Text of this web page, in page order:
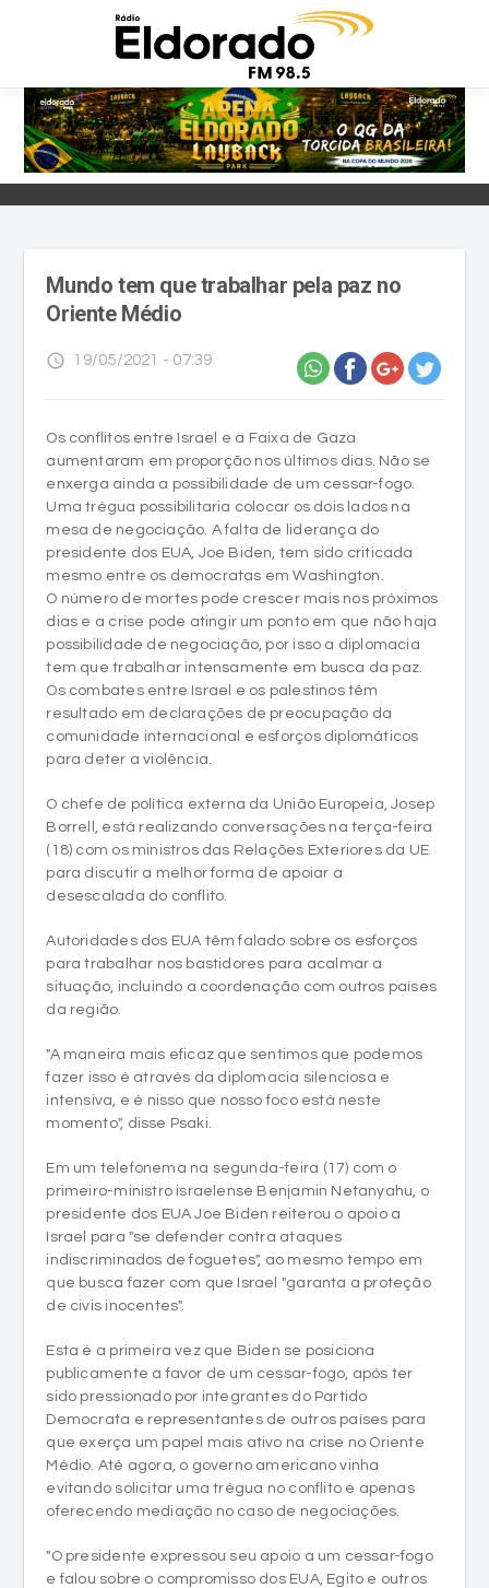
Mundo tem que trabalhar pela paz no
Oriente Médio
access_time 19/05/2021 - 07:39
Os conflitos entre Israel e a Faixa de Gaza
aumentaram em proporção nos últimos dias. Não se
enxerga ainda a possibilidade de um cessar-fogo.
Uma trégua possibilitaria colocar os dois lados na
mesa de negociação. A falta de liderança do
presidente dos EUA, Joe Biden, tem sido criticada
mesmo entre os democratas em Washington.
O número de mortes pode crescer mais nos próximos
dias e a crise pode atingir um ponto em que não haja
possibilidade de negociação, por isso a diplomacia
tem que trabalhar intensamente em busca da paz.
Os combates entre Israel e os palestinos têm
resultado em declarações de preocupação da
comunidade internacional e esforços diplomáticos
para deter a violência.
O chefe de política externa da União Europeia, Josep
Borrell, está realizando conversações na terça-feira
(18) com os ministros das Relações Exteriores da UE
para discutir a melhor forma de apoiar a
desescalada do conflito.
Autoridades dos EUA têm falado sobre os esforços
para trabalhar nos bastidores para acalmar a
situação, incluindo a coordenação com outros países
da região.
"A maneira mais eficaz que sentimos que podemos
fazer isso é através da diplomacia silenciosa e
intensiva, e é nisso que nosso foco está neste
momento", disse Psaki.
Em um telefonema na segunda-feira (17) com o
primeiro-ministro israelense Benjamin Netanyahu, o
presidente dos EUA Joe Biden reiterou o apoio a
Israel para "se defender contra ataques
indiscriminados de foguetes", ao mesmo tempo em
que busca fazer com que Israel "garanta a proteção
de civis inocentes".
Esta é a primeira vez que Biden se posiciona
publicamente a favor de um cessar-fogo, após ter
sido pressionado por integrantes do Partido
Democrata e representantes de outros países para
que exerça um papel mais ativo na crise no Oriente
Médio. Até agora, o governo americano vinha
evitando solicitar uma trégua no conflito e apenas
oferecendo mediação no caso de negociações.
"O presidente expressou seu apoio a um cessar-fogo
e falou sobre o compromisso dos EUA, Egito e outros